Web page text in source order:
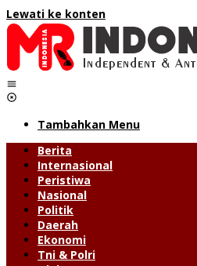
Lewati ke konten
Tambahkan Menu
Berita
Internasional
Peristiwa
Nasional
Politik
Daerah
Ekonomi
Tni & Polri